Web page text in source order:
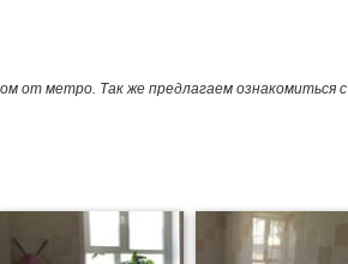
от метро. Так же предлагаем ознакомиться с